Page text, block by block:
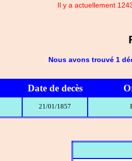
Il y a actuellement
Nous avons trouvé 1
Date de decès
21/01/1857